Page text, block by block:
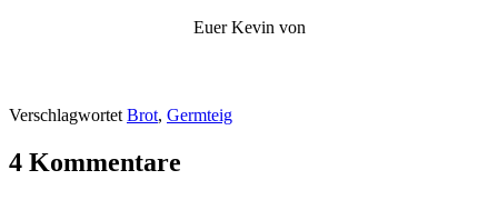
Euer Kevin von
Verschlagwortet Brot, Germteig
4 Kommentare